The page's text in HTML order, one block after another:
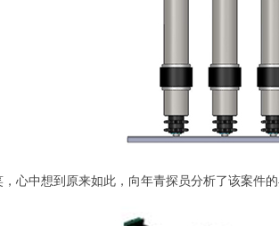
心中想到原来如此，向年青探员分析了该案件